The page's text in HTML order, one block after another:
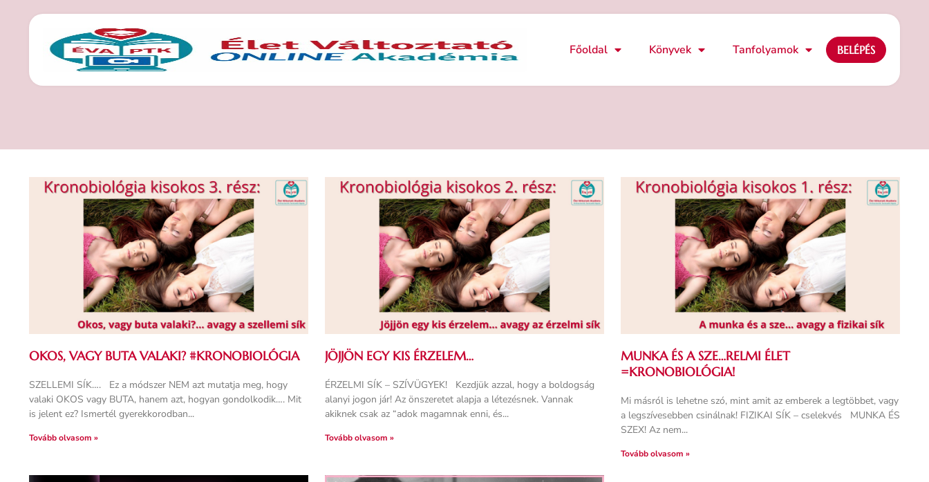
Főoldal Könyvek Tanfolyamok BELÉPÉS
CÍMKE: ÉLET VÁLTOZTATÓ AKADÉMIA
OKOS, VAGY BUTA VALAKI? #KRONOBIOLÓGIA
SZELLEMI SÍK…. Ez a módszer NEM azt mutatja meg, hogy
valaki OKOS vagy BUTA, hanem azt, hogyan gondolkodik…. Mit
is jelent ez? Ismertél gyerekkorodban
Tovább olvasom »
JÖJJÖN EGY KIS ÉRZELEM…
ÉRZELMI SÍK – SZÍVÜGYEK! Kezdjük azzal, hogy a boldogság
alanyi jogon jár! Az önszeretet alapja a létezésnek. Vannak
akiknek csak az “adok magamnak enni, és
Tovább olvasom »
MUNKA ÉS A SZE…RELMI ÉLET
=KRONOBIOLÓGIA!
Mi másról is lehetne szó, mint amit az emberek a legtöbbet, vagy
a legszívesebben csinálnak! FIZIKAI SÍK – cselekvés MUNKA ÉS
SZEX! Az nem
Tovább olvasom »